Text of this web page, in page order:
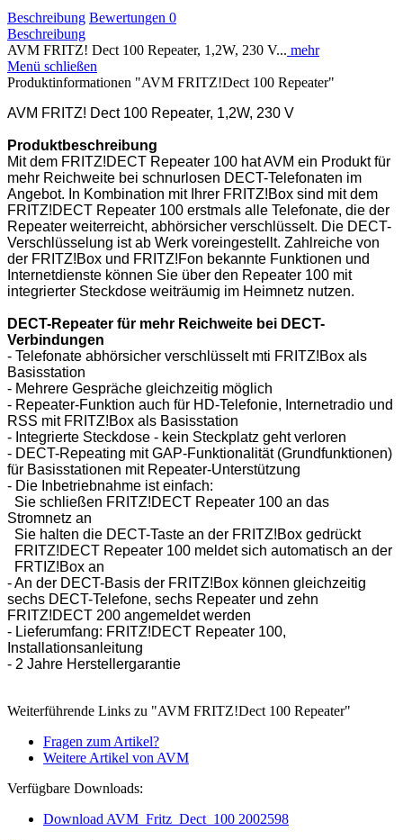
Beschreibung Bewertungen 0
Beschreibung
AVM FRITZ! Dect 100 Repeater, 1,2W, 230 V... mehr
Menü schließen
Produktinformationen "AVM FRITZ!Dect 100 Repeater"
AVM FRITZ! Dect 100 Repeater, 1,2W, 230 V
Produktbeschreibung
Mit dem FRITZ!DECT Repeater 100 hat AVM ein Produkt für
mehr Reichweite bei schnurlosen DECT-Telefonaten im
Angebot. In Kombination mit Ihrer FRITZ!Box sind mit dem
FRITZ!DECT Repeater 100 erstmals alle Telefonate, die der
Repeater weiterreicht, abhörsicher verschlüsselt. Die DECT-
Verschlüsselung ist ab Werk voreingestellt. Zahlreiche von
der FRITZ!Box und FRITZ!Fon bekannte Funktionen und
Internetdienste können Sie über den Repeater 100 mit
integrierter Steckdose weiträumig im Heimnetz nutzen.
DECT-Repeater für mehr Reichweite bei DECT-
Verbindungen
- Telefonate abhörsicher verschlüsselt mti FRITZ!Box als
Basisstation
- Mehrere Gespräche gleichzeitig möglich
- Repeater-Funktion auch für HD-Telefonie, Internetradio und
RSS mit FRITZ!Box als Basisstation
- Integrierte Steckdose - kein Steckplatz geht verloren
- DECT-Repeating mit GAP-Funktionalität (Grundfunktionen)
für Basisstationen mit Repeater-Unterstützung
- Die Inbetriebnahme ist einfach:
Sie schließen FRITZ!DECT Repeater 100 an das
Stromnetz an
Sie halten die DECT-Taste an der FRITZ!Box gedrückt
FRITZ!DECT Repeater 100 meldet sich automatisch an der
FRTIZ!Box an
- An der DECT-Basis der FRITZ!Box können gleichzeitig
sechs DECT-Telefone, sechs Repeater und zehn
FRITZ!DECT 200 angemeldet werden
- Lieferumfang: FRITZ!DECT Repeater 100,
Installationsanleitung
- 2 Jahre Herstellergarantie
Weiterführende Links zu "AVM FRITZ!Dect 100 Repeater"
Fragen zum Artikel?
Weitere Artikel von AVM
Verfügbare Downloads:
Download AVM_Fritz_Dect_100 2002598